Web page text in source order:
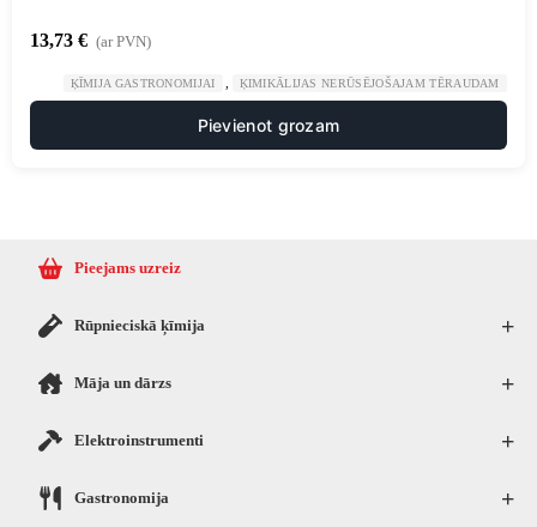
13,73 € (ar PVN)
ĶĪMIJA GASTRONOMIJAI ĶIMIKĀLIJAS NERŪSĒJOŠAJAM TĒRAUDAM
Pievienot grozam
Pieejams uzreiz
+
Rūpnieciskā ķīmija
+
Māja un dārzs
+
Elektroinstrumenti
+
Gastronomija